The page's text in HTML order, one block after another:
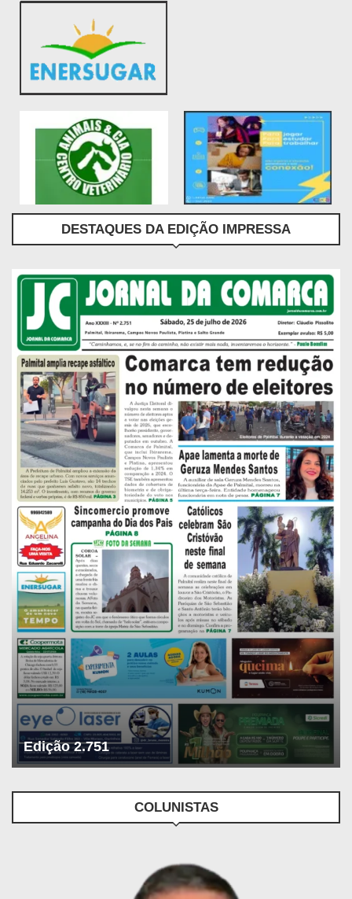
DESTAQUES DA EDIÇÃO IMPRESSA
Edição 2.751
COLUNISTAS